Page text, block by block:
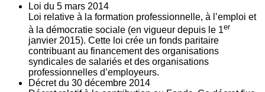
Loi du 5 mars 2014
Loi relative à la formation professionnelle, à l’emploi et
à la démocratie sociale (en vigueur depuis le 1er
janvier 2015). Cette loi crée un fonds paritaire
contribuant au financement des organisations
syndicales de salariés et des organisations
professionnelles d’employeurs.
Décret du 30 décembre 2014